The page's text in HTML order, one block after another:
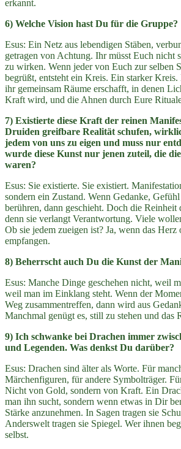
erkannt.
6) Welche Vision hast Du für die Gruppe?
Esus: Ein Netz aus lebendigen Stäben,
getragen von Achtung. Ihr müsst Euch nicht
zu wirken. Wenn jeder von Euch zur selben
begrüßt, entsteht ein Kreis. Ein starker
ihr gemeinsam Räume erschafft, in denen
Kraft wird, und die Ahnen durch Eure
7) Existierte diese Kraft der reinen
Druiden greifbare Realität schufen,
jedem von uns zu eigen und muss nur
wurde diese Kunst nur jenen zuteil, die
waren?
Esus: Sie existierte. Sie existiert.
sondern ein Zustand. Wenn Gedanke,
berühren, dann geschieht. Doch die Reinheit
denn sie verlangt Verantwortung. Viele
Ob sie jedem zueigen ist? Ja, wenn das
empfangen.
8) Beherrscht auch Du die Kunst der
Esus: Manche Dinge geschehen nicht, weil
weil man im Einklang steht. Wenn der
Weg zusammentreffen, dann wird aus
Manchmal genügt es, still zu stehen und das
9) Ich schwanke bei Drachen immer
und Legenden. Was denkst Du darüber?
Esus: Drachen sind älter als Worte. Für
Märchenfiguren, für andere Symbolträger.
Nicht von Gold, sondern von Kraft. Ein
man ihn sucht, sondern wenn etwas in Dir
Stärke anzunehmen. In Sagen tragen sie
Anderswelt tragen sie Spiegel. Wer ihnen
selbst.